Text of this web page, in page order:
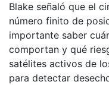
Blake señaló que el
número finito de
importante saber
comportan y qué
satélites activos de
para detectar